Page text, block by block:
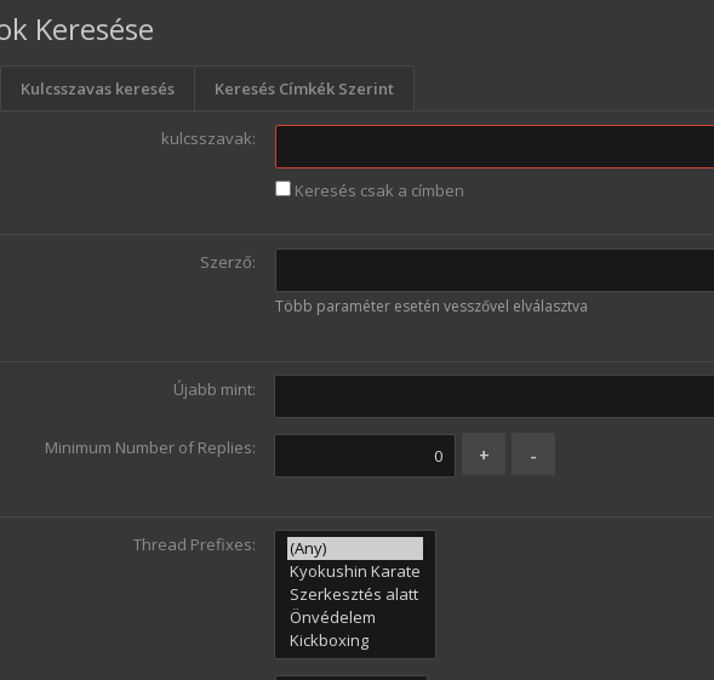
Keresése
Kulcsszavas keresés Keresés Címkék Szerint
kulcsszavak:
Keresés csak a címben
Szerző:
Több paraméter esetén vesszővel elválasztva
Újabb mint:
Minimum Number of Replies:
Thread Prefixes: